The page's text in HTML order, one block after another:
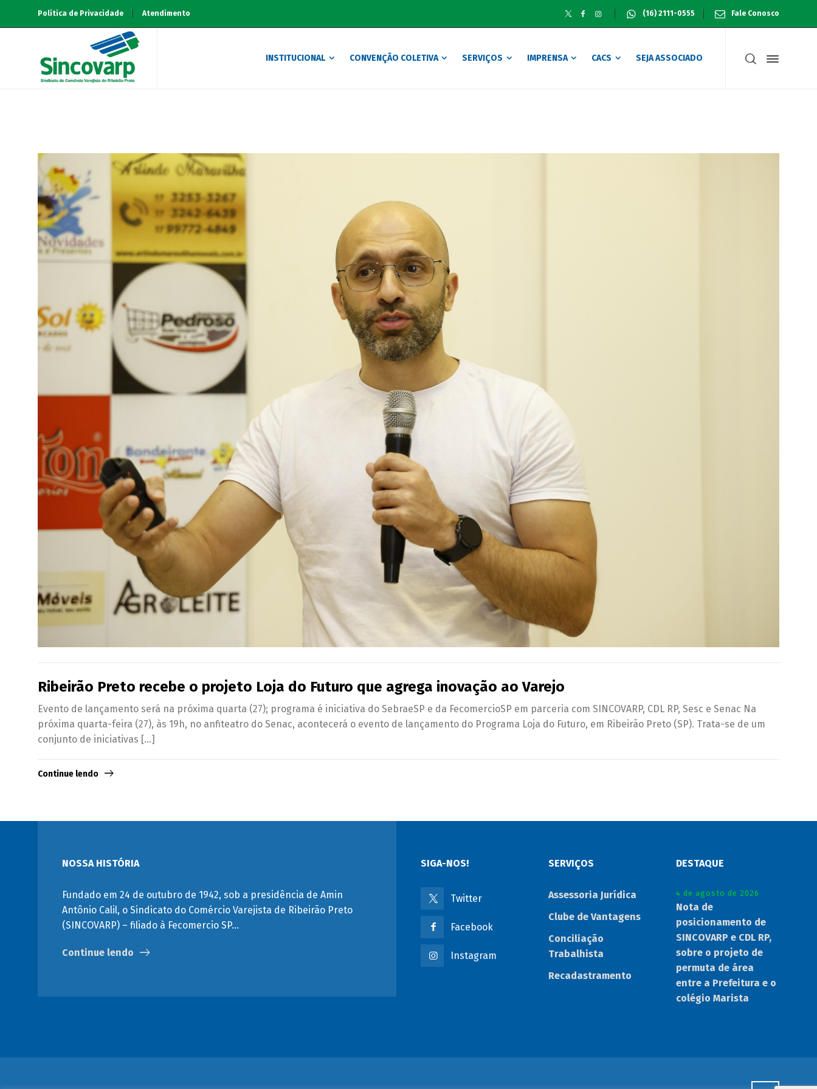
Política de Privacidade Atendimento (16) 2111-0555 Fale Conosco
INSTITUCIONAL CONVENÇÃO COLETIVA SERVIÇOS IMPRENSA CACS SEJA ASSOCIADO
Ribeirão Preto recebe o projeto Loja do Futuro que agrega inovação ao Varejo
Evento de lançamento será na próxima quarta (27); programa é iniciativa do SebraeSP e da FecomercioSP em parceria com SINCOVARP, CDL RP, Sesc e Senac Na
próxima quarta-feira (27), às 19h, no anfiteatro do Senac, acontecerá o evento de lançamento do Programa Loja do Futuro, em Ribeirão Preto (SP). Trata-se de um
conjunto de iniciativas […]
Continue lendo
NOSSA HISTÓRIA
Fundado em 24 de outubro de 1942, sob a presidência de Amin
Antônio Calil, o Sindicato do Comércio Varejista de Ribeirão Preto
(SINCOVARP) – filiado à Fecomercio SP…
Continue lendo
SIGA-NOS!
Twitter
Facebook
Instagram
SERVIÇOS
Assessoria Jurídica
Clube de Vantagens
Conciliação
Trabalhista
Recadastramento
DESTAQUE
4 de agosto de 2026
Nota de
posicionamento de
SINCOVARP e CDL RP,
sobre o projeto de
permuta de área
entre a Prefeitura e o
colégio Marista